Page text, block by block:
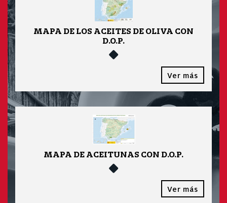
MAPA DE LOS ACEITES DE OLIVA CON
D.O.P.
Ver más
MAPA DE ACEITUNAS CON D.O.P.
Ver más